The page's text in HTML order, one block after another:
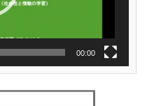
00:00